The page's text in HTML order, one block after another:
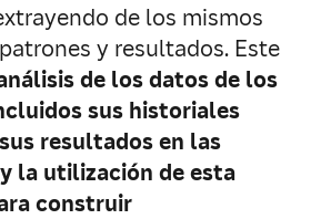
de los mismos
y resultados. Este
de los datos de los
sus historiales
resultados en las
la utilización de esta
construir